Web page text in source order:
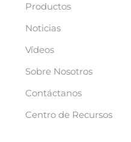
Productos
Noticias
Vídeos
Sobre Nosotros
Contáctanos
Centro de Recursos